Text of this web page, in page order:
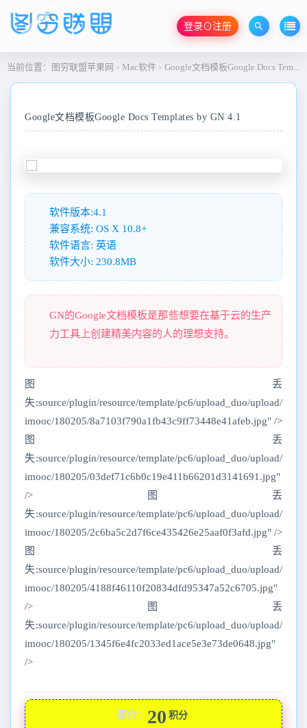
登录⊙注册
当前位置： 图穷联盟苹果网 > Mac软件 > Google文档模板Google Docs Templates by GN 4.1
Google文档模板Google Docs Templates by GN 4.1
软件版本:4.1
兼容系统: OS X 10.8+
软件语言: 英语
软件大小: 230.8MB
GN的Google文档模板是那些想要在基于云的生产
力工具上创建精美内容的人的理想支持。
图丢
失:source/plugin/resource/template/pc6/upload_duo/upload/
imooc/180205/8a7103f790a1fb43c9ff73448e41afeb.jpg" />
图丢
失:source/plugin/resource/template/pc6/upload_duo/upload/
imooc/180205/03def71c6b0c19e411b66201d3141691.jpg"
/>图丢
失:source/plugin/resource/template/pc6/upload_duo/upload/
imooc/180205/2c6ba5c2d7f6ce435426e25aaf0f3afd.jpg" />
图丢
失:source/plugin/resource/template/pc6/upload_duo/upload/
imooc/180205/4188f46110f20834dfd95347a52c6705.jpg"
/>图丢
失:source/plugin/resource/template/pc6/upload_duo/upload/
imooc/180205/1345f6e4fc2033ed1ace5e3e73de0648.jpg"
/>
原价： 20 积分